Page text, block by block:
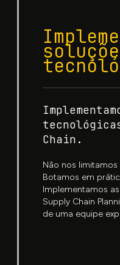
Chain.
Não nos
Botamos em
Implementamos
Supply Chain
de uma equipe